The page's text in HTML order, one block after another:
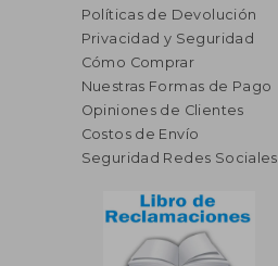
Políticas de Devolución
Privacidad y Seguridad
Cómo Comprar
Nuestras Formas de Pago
Opiniones de Clientes
Costos de Envío
Seguridad Redes Sociales